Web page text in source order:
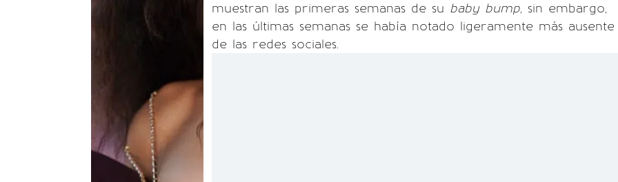
muestran las primeras semanas de su baby bump, sin embargo,
en las últimas semanas se había notado ligeramente más ausente
de las redes sociales.